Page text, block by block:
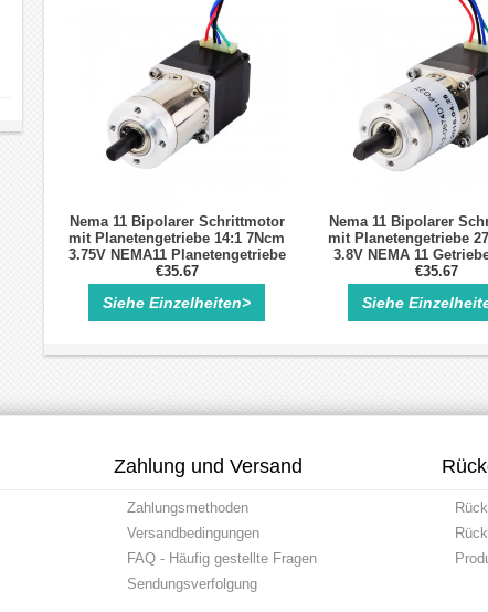
Nema 11 Bipolarer Schrittmotor
mit Planetengetriebe 14:1 7Ncm
3.75V NEMA11 Planetengetriebe
Schrittmotor
€35.67
Siehe Einzelheiten>
Nema 11 Bipolarer
mit Planetengetriebe
3.8V NEMA 11
Motor
€35.67
Siehe
Zahlung und Versand
Zahlungsmethoden
Versandbedingungen
FAQ - Häufig gestellte Fragen
Sendungsverfolgung